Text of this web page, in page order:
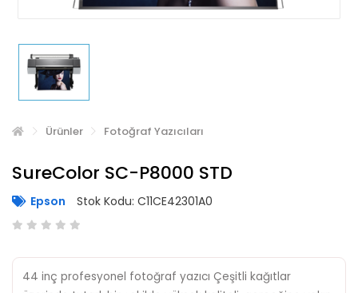
Ürünler Fotoğraf Yazıcıları
SureColor SC-P8000 STD
Epson Stok Kodu: C11CE42301A0
44 inç profesyonel fotoğraf yazıcı Çeşitli kağıtlar